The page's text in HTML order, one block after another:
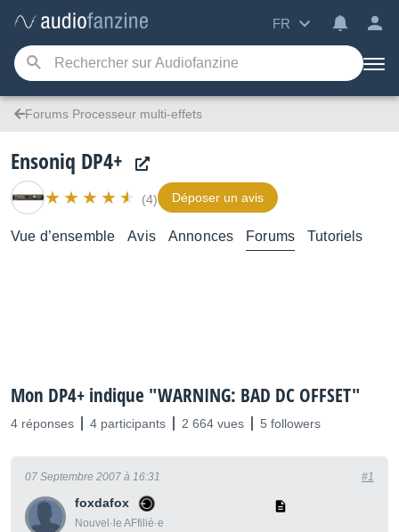
FR
Forums Processeur multi-effets
Ensoniq DP4+
(4) Déposer un avis
Vue d’ensemble Avis Annonces Forums Tutoriels
Mon DP4+ indique "WARNING: BAD DC OFFSET"
4 réponses 4 participants 2 664 vues 5 followers
foxdafox
Nouvel·le AFfilié·e
07 Septembre 2007 à 16:31 #1